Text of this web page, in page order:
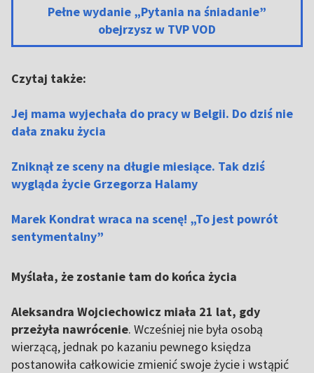
Pełne wydanie „Pytania na śniadanie”
obejrzysz w TVP VOD
Czytaj także:
Jej mama wyjechała do pracy w Belgii. Do dziś nie
dała znaku życia
Zniknął ze sceny na długie miesiące. Tak dziś
wygląda życie Grzegorza Halamy
Marek Kondrat wraca na scenę! „To jest powrót
sentymentalny”
Myślała, że zostanie tam do końca życia
Aleksandra Wojciechowicz miała 21 lat, gdy
przeżyła nawrócenie. Wcześniej nie była osobą
wierzącą, jednak po kazaniu pewnego księdza
postanowiła całkowicie zmienić swoje życie i wstąpić